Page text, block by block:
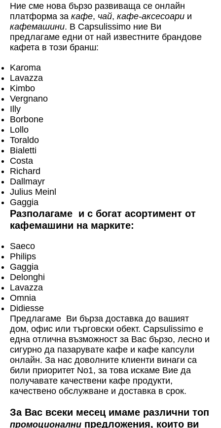
Ние сме нова бързо развиваща се онлайн
платформа за кафе, чай, кафе-аксесоари и
кафемашини. В Capsulissimo ние Ви
предлагаме едни от най известните брандове
кафета в този бранш:
Karoma
Lavazza
Kimbo
Vergnano
Illy
Borbone
Lollo
Toraldo
Bialetti
Costa
Richard
Dallmayr
Julius Meinl
Gaggia
Разполагаме и с богат асортимент от
кафемашини на марките:
Saeco
Philips
Gaggia
Delonghi
Lavazza
Omnia
Didiesse
Предлагаме Ви бърза доставка до вашият
дом, офис или търговски обект. Capsulissimo е
една отлична възможност за Вас бързо, лесно и
сигурно да пазарувате кафе и кафе капсули
онлайн. За нас доволните клиенти винаги са
били приоритет No1, за това искаме Вие да
получавате качествени кафе продукти,
качествено обслужване и доставка в срок.
За Вас всеки месец имаме различни топ
промоционални предложения, които ви